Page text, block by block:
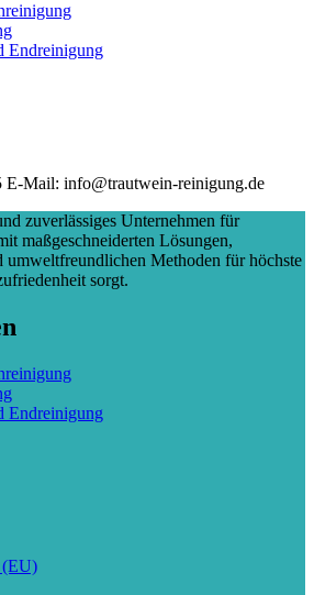
Endreinigung
E-Mail: info@trautwein-reinigung.de
zuverlässiges Unternehmen für
maßgeschneiderten Lösungen,
umweltfreundlichen Methoden für höchste
sorgt.
Endreinigung